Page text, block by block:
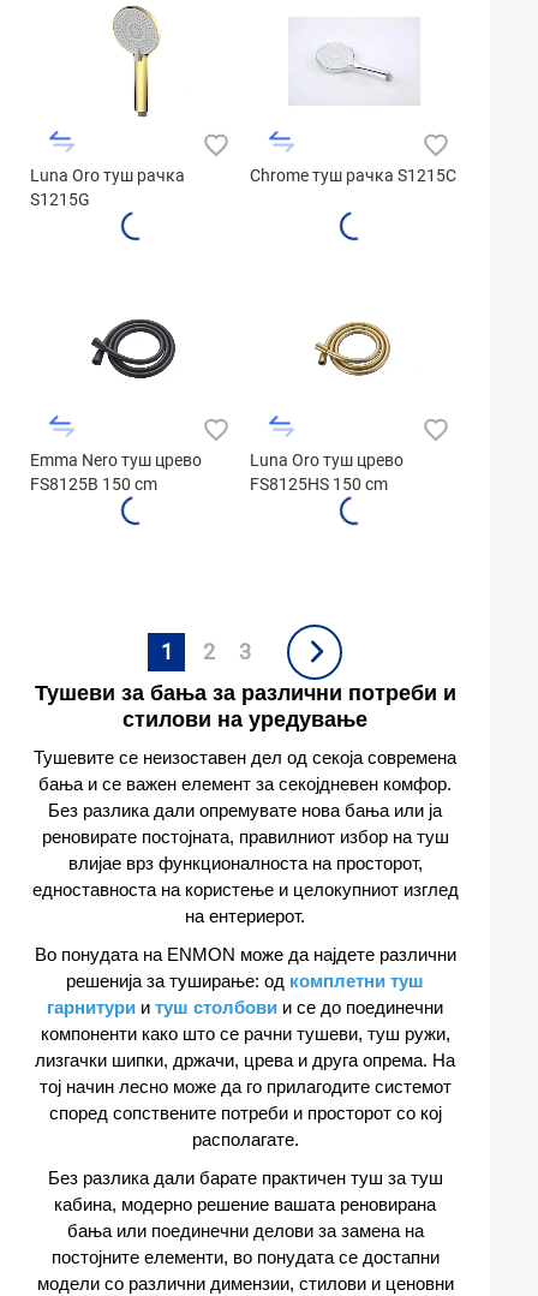
Luna Oro туш рачка
S1215G
Chrome туш рачка S1215C
Emma Nero туш црево
FS8125B 150 cm
Luna Oro туш црево
FS8125HS 150 cm
1 2 3
Тушеви за бања за различни потреби и
стилови на уредување
Тушевите се неизоставен дел од секоја современа
бања и се важен елемент за секојдневен комфор.
Без разлика дали опремувате нова бања или ја
реновирате постојната, правилниот избор на туш
влијае врз функционалноста на просторот,
едноставноста на користење и целокупниот изглед
на ентериерот.
Во понудата на ENMON може да најдете различни
решенија за туширање: од комплетни туш
гарнитури и туш столбови и се до поединечни
компоненти како што се рачни тушеви, туш ружи,
лизгачки шипки, држачи, црева и друга опрема. На
тој начин лесно може да го прилагодите системот
според сопствените потреби и просторот со кој
располагате.
Без разлика дали барате практичен туш за туш
кабина, модерно решение вашата реновирана
бања или поединечни делови за замена на
постојните елементи, во понудата се достапни
модели со различни димензии, стилови и ценовни